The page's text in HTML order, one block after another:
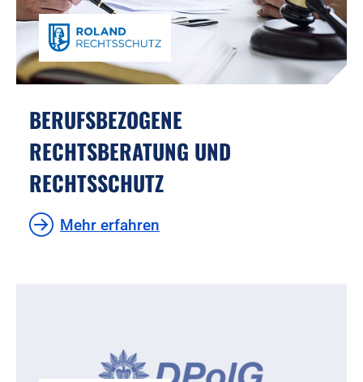
BERUFSBEZOGENE
RECHTSBERATUNG UND
RECHTSSCHUTZ
Mehr erfahren